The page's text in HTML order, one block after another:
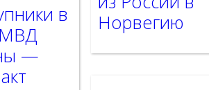
в
—
Норвегию